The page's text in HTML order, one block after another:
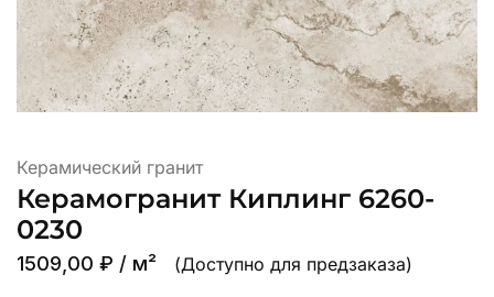
Керамический гранит
Керамогранит Киплинг 6260-
0230
1509,00 ₽ / м² (Доступно для предзаказа)